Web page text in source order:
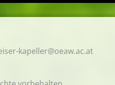
-kapeller@oeaw.ac.at